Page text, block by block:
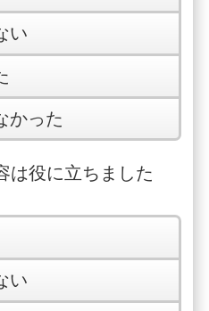
い
かった
は役に立ちました
い